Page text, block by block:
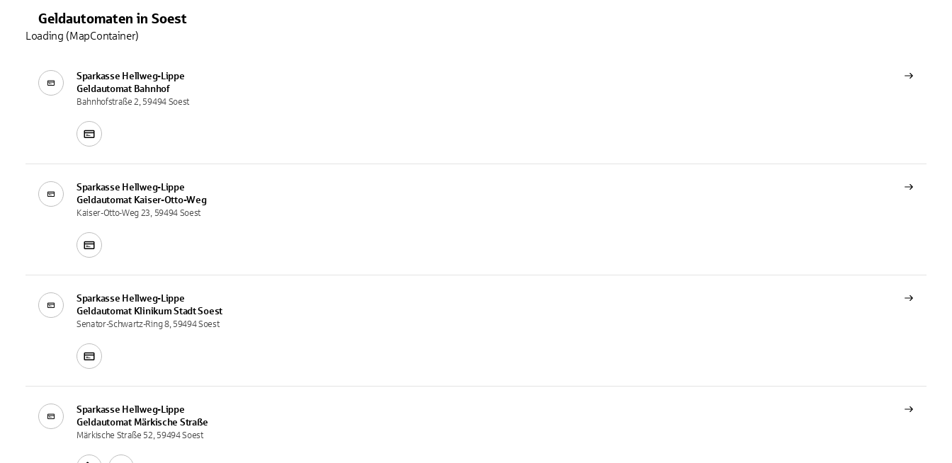
Geldautomaten in Soest
Sparkasse Hellweg-Lippe
Geldautomat Bahnhof
Bahnhofstraße 2, 59494 Soest
Sparkasse Hellweg-Lippe
Geldautomat Kaiser-Otto-Weg
Kaiser-Otto-Weg 23, 59494 Soest
Sparkasse Hellweg-Lippe
Geldautomat Klinikum Stadt Soest
Senator-Schwartz-Ring 8, 59494 Soest
Sparkasse Hellweg-Lippe
Geldautomat Märkische Straße
Märkische Straße 52, 59494 Soest
Loading (MapContainer)